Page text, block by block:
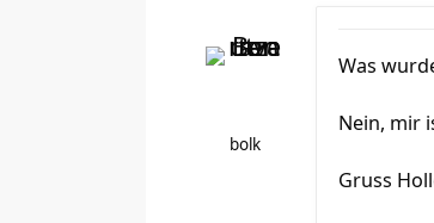
bolk
Was
Nein, mir
Gruss